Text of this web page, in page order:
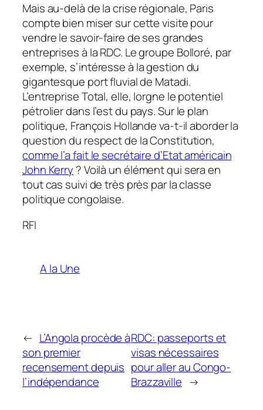
Mais au-delà de la crise régionale, Paris
compte bien miser sur cette visite pour
vendre le savoir-faire de ses grandes
entreprises à la RDC. Le groupe Bolloré, par
exemple, s’intéresse à la gestion du
gigantesque port fluvial de Matadi.
L’entreprise Total, elle, lorgne le potentiel
pétrolier dans l’est du pays. Sur le plan
politique, François Hollande va-t-il aborder la
question du respect de la Constitution,
comme l’a fait le secrétaire d’Etat américain
John Kerry ? Voilà un élément qui sera en
tout cas suivi de très près par la classe
politique congolaise.
RFI
A la Une
← L’Angola procède à
son premier
recensement depuis
l’indépendance
RDC: passeports et
visas nécessaires
pour aller au Congo-
Brazzaville →